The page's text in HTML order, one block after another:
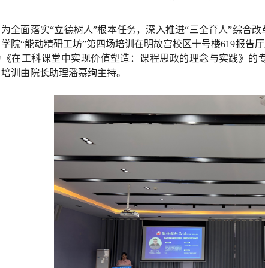
为全面落实“立德树人”根本任务，深入推进“三全育人”综合
院“能动精研工坊”第四场培训在明故宫校区十号楼619报告
在工科课堂中实现价值塑造：课程思政的理念与实践》
训由院长助理潘慕绚主持。